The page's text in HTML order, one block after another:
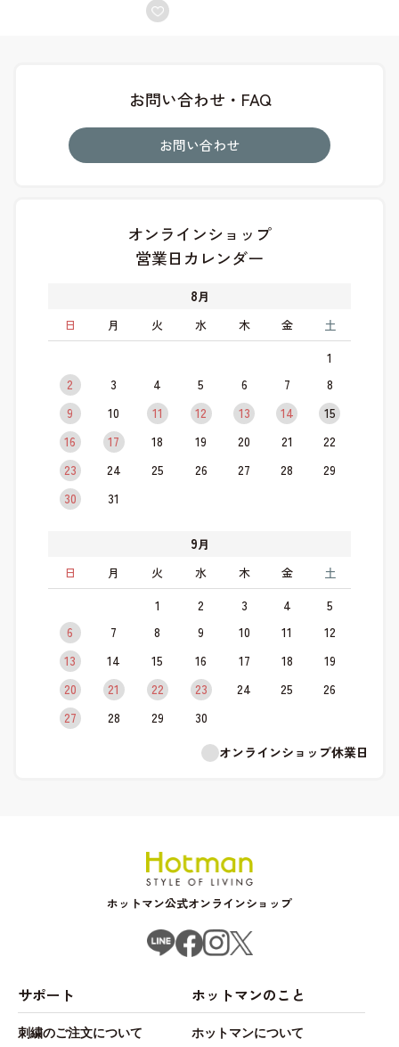
お問い合わせ・FAQ
お問い合わせ
オンラインショップ
営業日カレンダー
8月
日
月 火 水 木 金 土
1
2
3 4 5 6 7
8
9
10 11 12 13 14
15
16
17 18 19 20 21
22
23
24 25 26 27 28
29
30
31
9月
日
月 火 水 木 金 土
1 2 3 4
5
6
7 8 9 10 11
12
13
14 15 16 17 18
19
20
21 22 23 24 25
26
27
28 29
30
オンラインショップ休業日
ホットマン公式オンラインショップ
サポート
刺繍のご注文について
ホットマンのこと
ホットマンについて